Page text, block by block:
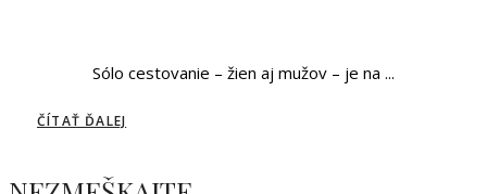
Sólo cestovanie – žien aj mužov – je na ...
ČÍTAŤ ĎALEJ